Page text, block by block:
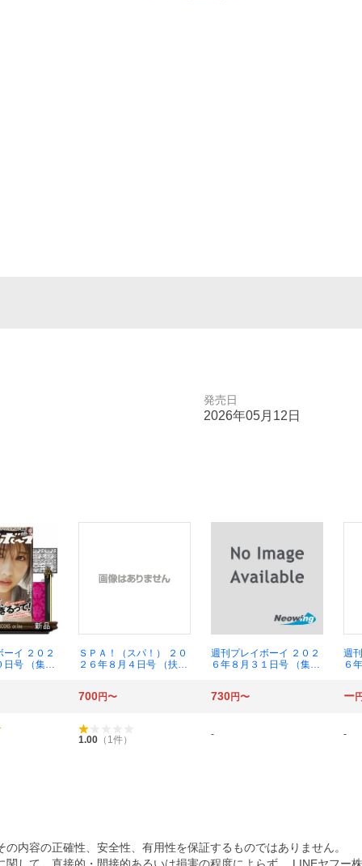
発売日
2026年05月12日
イ ２０２
日号 （集英
ＳＰＡ！（スパ！） ２０
２６年８月４日号 （扶桑
週刊プレイボーイ ２０２
６年８月３１日号 （集英
週
６
700円〜 730円〜 ー
1.00 （ 1件） - -
内容の正確性、安全性、有用性を保証するものではありません。